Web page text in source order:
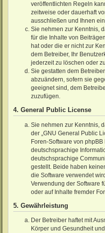
veröffentlichten Regeln
zeitweise oder dauerhaft
ausschließen und Ihnen
Sie nehmen zur Kenntnis,
für die Inhalte von
hat oder die er nicht zur
dem Betreiber, Ihr
jederzeit zu löschen oder
Sie gestatten dem
abzuändern, sofern sie
geeignet sind, dem
zuzufügen.
4. General Public License
Sie nehmen zur Kenntnis,
der „GNU General Public
Foren-Software von
deutschsprachige
deutschsprachige
gestellt. Beide haben
die Software verwendet
Verwendung der Software
oder auf Inhalte fremder
5. Gewährleistung
Der Betreiber haftet mit
Körper und Gesundheit